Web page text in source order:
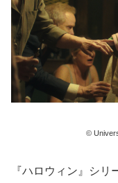
©
『ハロウィン』シリ